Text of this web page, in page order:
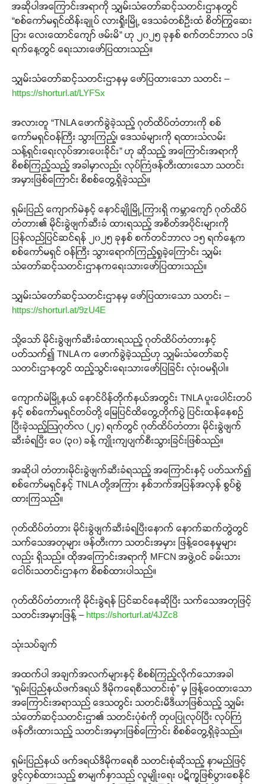
အဆိုပါအကြောင်းအရာကို သျှမ်းသံတော်ဆင့်သတင်းဌာနတွင်
“စစ်ကော်မရှင်ထိန်းချုပ် လားရှိုးမြို့ ဒေသခံတစ်ဦးထံ စိတ်ကြွဆေး
ပြား လေးထောင်ကျော် ဖမ်းမိ” ဟု ၂၀၂၅ ခုနှစ် စက်တင်ဘာလ ၁၆
ရက်နေ့တွင် ရေးသားဖော်ပြထားသည်။
သျှမ်းသံတော်ဆင့်သတင်းဌာနမှ ဖော်ပြထားသော သတင်း –
https://shorturl.at/LYFSx
အလားတူ “TNLA ဖောက်ခွဲခဲ့သည့် ဂုတ်ထိပ်တံတားကို စစ်
ကော်မရှင်ဝန်ကြီး သွားကြည့်၊ ဒေသခံများကို ရထားသံလမ်း
သန့်ရှင်းရေးလုပ်အားပေးခိုင်း” ဟု ဆိုသည့် အကြောင်းအရာကို
စိစစ်ကြည့်သည့် အခါမှာလည်း လုပ်ကြံဖန်တီးထားသော သတင်း
အမှားဖြစ်ကြောင်း စိစစ်တွေ့ရှိခဲ့သည်။
ရှမ်းပြည် ကျောက်မဲနှင့် နောင်ချိုမြို့ကြားရှိ ကမ္ဘာကျော် ဂုတ်ထိပ်
တံတား၏ မိုင်းခွဲဖျက်ဆီးခံ ထားရသည့် အစိတ်အပိုင်းများကို
ပြန်လည်ပြင်ဆင်ရန် ၂၀၂၅ ခုနှစ် စက်တင်ဘာလ ၁၅ ရက်နေ့က
စစ်ကော်မရှင် ဝန်ကြီး သွားရောက်ကြည့်ရှုခဲ့ကြောင်း သျှမ်း
သံတော်ဆင့်သတင်းဌာနကရေးသားဖော်ပြထားသည်။
သျှမ်းသံတော်ဆင့်သတင်းဌာနမှ ဖော်ပြထားသော သတင်း –
https://shorturl.at/9zU4E
သို့သော် ​​မိုင်းခွဲဖျက်ဆီးခံထားရသည့် ဂုတ်ထိပ်တံတားနှင့်
ပတ်သက်၍ TNLA က ဖောက်ခွဲခဲ့သည်ဟု သျှမ်းသံတော်ဆင့်
သတင်းဌာနတွင် ထည့်သွင်းရေးသားဖော်ပြခြင်း လုံးဝမရှိပါ။
ကျောက်မဲမြို့နယ် နောင်ပိန်တိုက်နယ်အတွင်း TNLA ပူးပေါင်းတပ်
နှင့် စစ်ကော်မရှင်တပ်တို့ မြေပြင်ထိတွေ့တိုက်ပွဲ ပြင်းထန်နေစဉ်
ပြီးခဲ့သည့်ဩဂုတ်လ (၂၄) ရက်တွင် ဂုတ်ထိပ်တံတား မိုင်းခွဲဖျက်
ဆီးခံရပြီး ပေ (၃၀) ခန့် ကျိုးကျပျက်စီးသွားခြင်းဖြစ်သည်။
အဆိုပါ တံတားမိုင်းခွဲဖျက်ဆီးခံရသည့် အကြောင်းနှင့် ပတ်သက်၍
စစ်ကော်မရှင်နှင့် TNLA တို့အကြား နှစ်ဘက်အပြန်အလှန် စွပ်စွဲ
ထားကြသည််။
ဂုတ်ထိပ်တံတား မိုင်းခွဲဖျက်ဆီးခံရပြီးနောက် နောက်ဆက်တွဲတွင်
သက်သေအတုများ ဖန်တီးကာ သတင်းအမှား ဖြန့်ဝေနေမှုများ
လည်း ရှိသည်။ ထိုအကြောင်းအရာကို MFCN အဖွဲ့ဝင် ခမ်းသား
ငေါဝ်းသတင်းဌာနက စိစစ်ထားပါသည်။
ဂုတ်ထိပ်တံတားကို မိုင်းခွဲရန် ပြင်ဆင်နေဆိုပြီး သက်သေအတုဖြင့်
သတင်းအမှားဖြန့် – https://shorturl.at/4JZc8
သုံးသပ်ချက်
အထက်ပါ အချက်အလက်များနှင့် စိစစ်ကြည့်လိုက်သောအခါ
“ရှမ်းပြည်နယ်ဖက်ဒရယ် ဒီမိုကရေစီသတင်းစုံ” မှ ဖြန့်ဝေထားသော
အကြောင်းအရာသည် ဒေသတွင်း သတင်းမီဒီယာဖြစ်သည့် သျှမ်း
သံတော်ဆင့်သတင်းဌာ၏ သတင်းပုံစံကို တုပပြုလုပ်ပြီး လုပ်ကြံ
ဖန်တီးထားသည့် သတင်းအမှားဖြစ်ကြောင်း စိစစ်တွေ့ရှိခဲ့သည်။
ရှမ်းပြည်နယ် ဖက်ဒရယ်ဒီမိုကရေစီ သတင်းစုံဆိုသည့် နာမည်ဖြင့်
ဖွင့်လှစ်ထားသည့် စာမျက်နှာသည် လူမျိုးရေး ပဋိက္ခဖြစ်ပွားစေနိုင်